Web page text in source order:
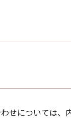
せについては、